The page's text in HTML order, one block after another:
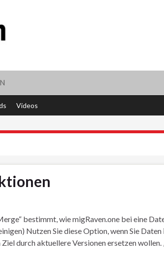
Videos
bestimmt, wie migRaven.one bei eine
Nutzen Sie diese Option, wenn Sie
durch aktuellere Versionen ersetzen wollen.